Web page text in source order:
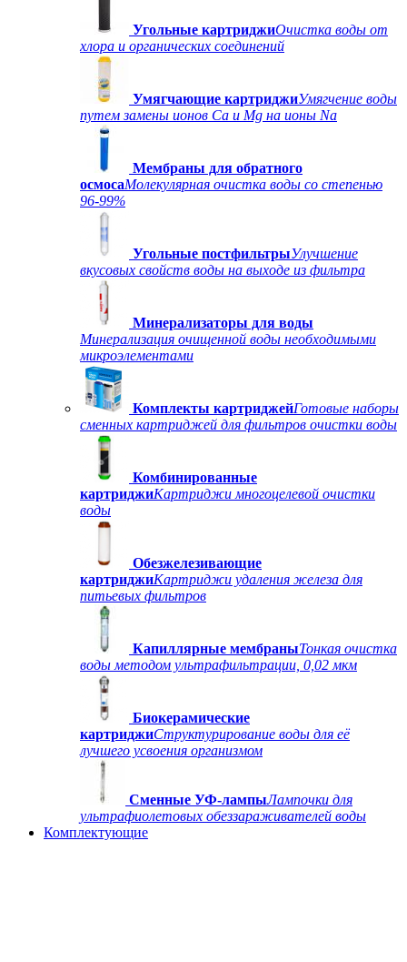
Угольные картриджиОчистка воды от
хлора и органических соединений
Умягчающие картриджиУмягчение воды
путем замены ионов Ca и Mg на ионы Na
Мембраны для обратного
осмосаМолекулярная очистка воды со степенью
96-99%
Угольные постфильтрыУлучшение
вкусовых свойств воды на выходе из фильтра
Минерализаторы для воды
Минерализация очищенной воды необходимыми
микроэлементами
Комплекты картриджейГотовые наборы
сменных картриджей для фильтров очистки воды
Комбинированные
картриджиКартриджи многоцелевой очистки
воды
Обезжелезивающие
картриджиКартриджи удаления железа для
питьевых фильтров
Капиллярные мембраныТонкая очистка
воды методом ультрафильтрации, 0,02 мкм
Биокерамические
картриджиСтруктурирование воды для её
лучшего усвоения организмом
Сменные УФ-лампыЛампочки для
ультрафиолетовых обеззараживателей воды
Комплектующие